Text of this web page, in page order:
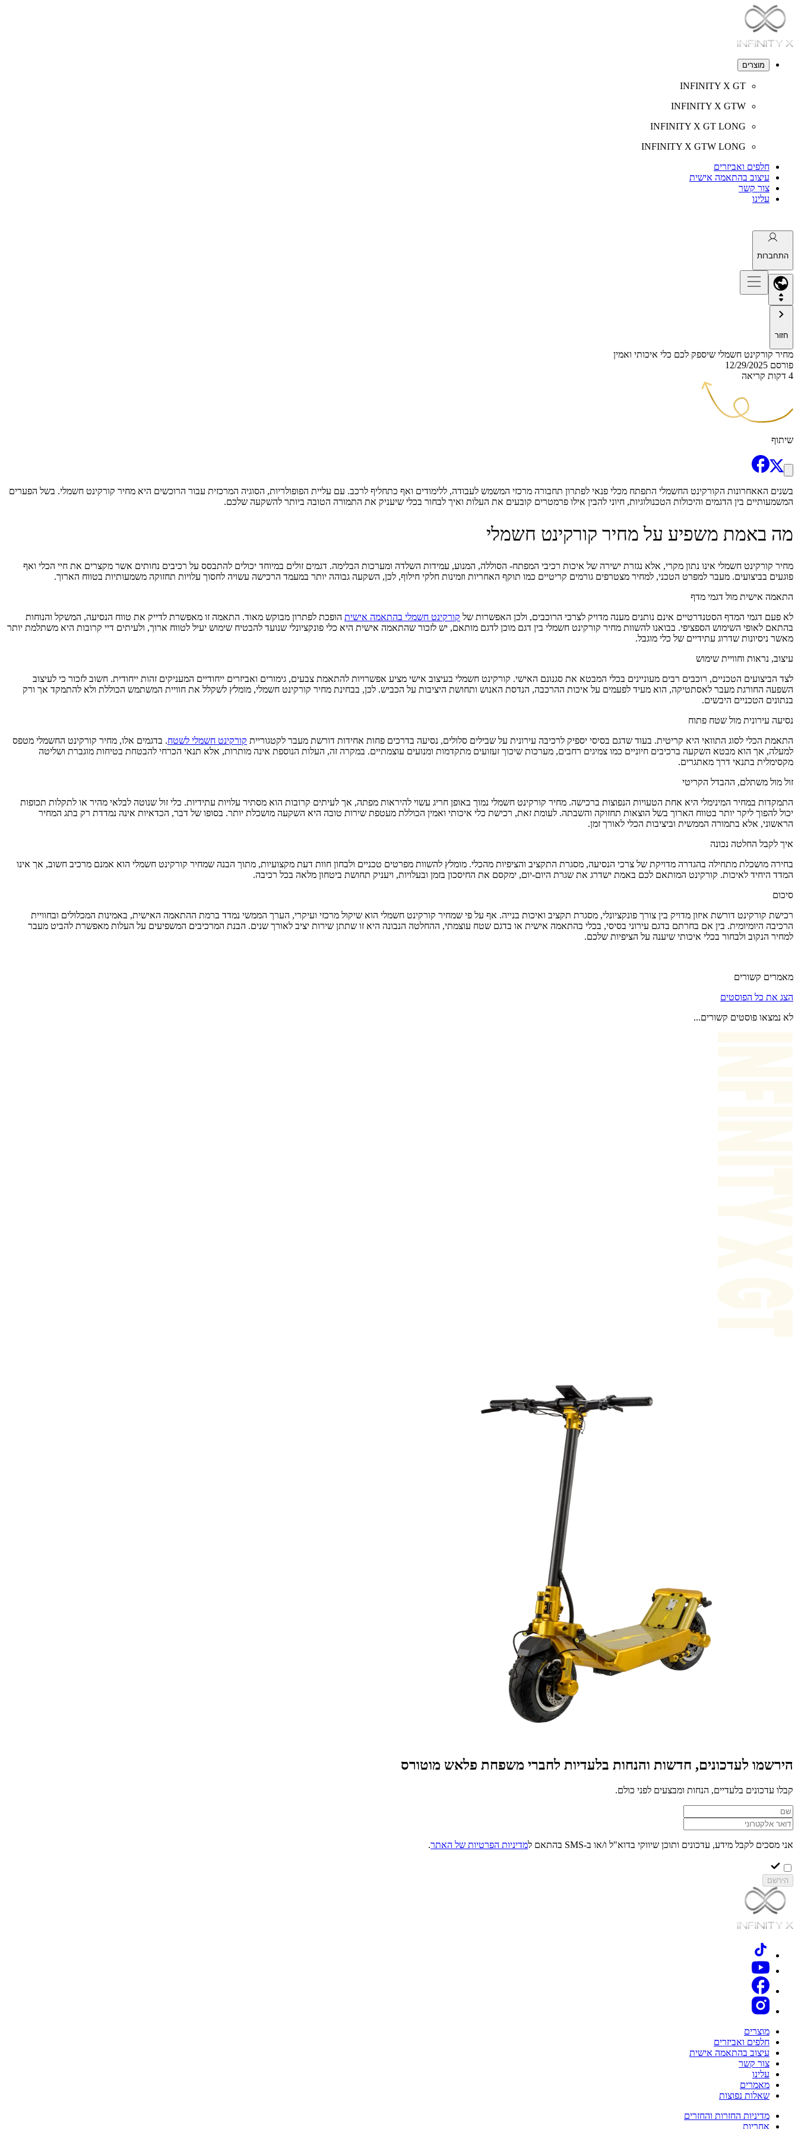
מוצרים
INFINITY X GT
INFINITY X GTW
INFINITY X GT LONG
INFINITY X GTW LONG
חלפים ואביזרים
עיצוב בהתאמה אישית
צור קשר
עלינו
התחברות
חזור
מחיר קורקינט חשמלי שיספק לכם כלי איכותי ואמין
פורסם 12/29/2025
4 דקות קריאה
שיתוף
בשנים האאחרונות הקורקינט החשמלי התפתח מכלי פנאי לפתרון תחבורה מרכזי המשמש לעבודה, ללימודים ואף כתחליף לרכב. עם עליית הפופולריות, הסוגיה המרכזית עבור הרוכשים היא מחיר קורקינט חשמלי. בשל הפערים
המשמעותיים בין הדגמים והיכולות הטכנולוגיות, חיוני להבין אילו פרמטרים קובעים את העלות ואיך לבחור בכלי שיעניק את התמורה הטובה ביותר להשקעה שלכם.
מה באמת משפיע על מחיר קורקינט חשמלי
מחיר קורקינט חשמלי אינו נתון מקרי, אלא נגזרת ישירה של איכות רכיבי המפתח- הסוללה, המנוע, עמידות השלדה ומערכות הבלימה. דגמים זולים במיוחד יכולים להתבסס על רכיבים נחותים אשר מקצרים את חיי הכלי ואף
פוגעים בביצועים. מעבר למפרט הטכני, למחיר מצטרפים גורמים קריטיים כמו תוקף האחריות וזמינות חלקי חילוף, לכן, השקעה גבוהה יותר במעמד הרכישה עשויה לחסוך עלויות תחזוקה משמעותיות בטווח הארוך.
התאמה אישית מול דגמי מדף
לא פעם דגמי המדף הסטנדרטיים אינם נותנים מענה מדויק לצרכי הרוכבים, ולכן האפשרות של קורקינט חשמלי בהתאמה אישית הופכת לפתרון מבוקש מאוד. התאמה זו מאפשרת לדייק את טווח הנסיעה, המשקל והנוחות
בהתאם לאופי השימוש הספציפי. בבואנו להשוות מחיר קורקינט חשמלי בין דגם מוכן לדגם מותאם, יש לזכור שהתאמה אישית היא כלי פונקציונלי שנועד להבטיח שימוש יעיל לטווח ארוך, ולעיתים דיי קרובות היא משתלמת יותר
מאשר ניסיונות שדרוג עתידיים של כלי מוגבל.
עיצוב, נראות וחוויית שימוש
לצד הביצועים הטכניים, רוכבים רבים מעוניינים בכלי המבטא את סגנונם האישי. קורקינט חשמלי בעיצוב אישי מציע אפשרויות להתאמת צבעים, גימורים ואביזרים ייחודיים המעניקים זהות ייחודית. חשוב לזכור כי לעיצוב
השפעה החורגת מעבר לאסתטיקה, הוא מעיד לפעמים על איכות ההרכבה, הנדסת האנוש ותחושת היציבות על הכביש. לכן, בבחינת מחיר קורקינט חשמלי, מומלץ לשקלל את חוויית המשתמש הכוללת ולא להתמקד אך ורק
בנתונים הטכניים היבשים.
נסיעה עירונית מול שטח פתוח
התאמת הכלי לסוג התוואי היא קריטית. בעוד שדגם בסיסי יספיק לרכיבה עירונית על שבילים סלולים, נסיעה בדרכים פחות אחידות דורשת מעבר לקטגוריית קורקינט חשמלי לשטח. בדגמים אלו, מחיר קורקינט החשמלי מטפס
למעלה, אך הוא מבטא השקעה ברכיבים חיוניים כמו צמיגים רחבים, מערכות שיכוך זעזועים מתקדמות ומנועים עוצמתיים. במקרה זה, העלות הנוספת אינה מותרות, אלא תנאי הכרחי להבטחת בטיחות מוגברת ושליטה
מקסימלית בתנאי דרך מאתגרים.
זול מול משתלם, ההבדל הקריטי
התמקדות במחיר המינימלי היא אחת הטעויות הנפוצות ברכישה. מחיר קורקינט חשמלי נמוך באופן חריג עשוי להיראות מפתה, אך לעיתים קרובות הוא מסתיר עלויות עתידיות. כלי זול שנוטה לבלאי מהיר או לתקלות תכופות
יכול להפוך ליקר יותר בטווח הארוך בשל הוצאות תחזוקה והשבתה. לעומת זאת, רכישת כלי איכותי ואמין הכוללת מעטפת שירות טובה היא השקעה מושכלת יותר. בסופו של דבר, הכדאיות אינה נמדדת רק בתג המחיר
הראשוני, אלא בתמורה הממשית וביציבות הכלי לאורך זמן.
איך לקבל החלטה נכונה
בחירה מושכלת מתחילה בהגדרה מדויקת של צרכי הנסיעה, מסגרת התקציב והציפיות מהכלי. מומלץ להשוות מפרטים טכניים ולבחון חוות דעת מקצועיות, מתוך הבנה שמחיר קורקינט חשמלי הוא אמנם מרכיב חשוב, אך אינו
המדד היחיד לאיכות. קורקינט המותאם לכם באמת ישדרג את שגרת היום-יום, ימקסם את החיסכון בזמן ובעלויות, ויעניק תחושת ביטחון מלאה בכל רכיבה.
סיכום
רכישת קורקינט דורשת איזון מדויק בין צורך פונקציונלי, מסגרת תקציב ואיכות בנייה. אף על פי שמחיר קורקינט חשמלי הוא שיקול מרכזי ועיקרי, הערך הממשי נמדד ברמת ההתאמה האישית, באמינות המכלולים ובחוויית
הרכיבה היומיומית. בין אם בחרתם בדגם עירוני בסיסי, בכלי בהתאמה אישית או בדגם שטח עוצמתי, ההחלטה הנבונה היא זו שתתן שירות יציב לאורך שנים. הבנת המרכיבים המשפיעים על העלות מאפשרת להביט מעבר
למחיר הנקוב ולבחור בכלי איכותי שיענה על הציפיות שלכם.
מאמרים קשורים
הצג את כל הפוסטים
לא נמצאו פוסטים קשורים...
הירשמו לעדכונים, חדשות והנחות בלעדיות לחברי משפחת פלאש מוטורס
קבלו עדכונים בלעדיים, הנחות ומבצעים לפני כולם.
אני מסכים לקבל מידע, עדכונים ותוכן שיווקי בדוא"ל ו/או ב-SMS בהתאם ל מדיניות הפרטיות של האתר.
הירשם
מוצרים
חלפים ואביזרים
עיצוב בהתאמה אישית
צור קשר
עלינו
מאמרים
שאלות נפוצות
מדיניות החזרות והחזרים
אחריות